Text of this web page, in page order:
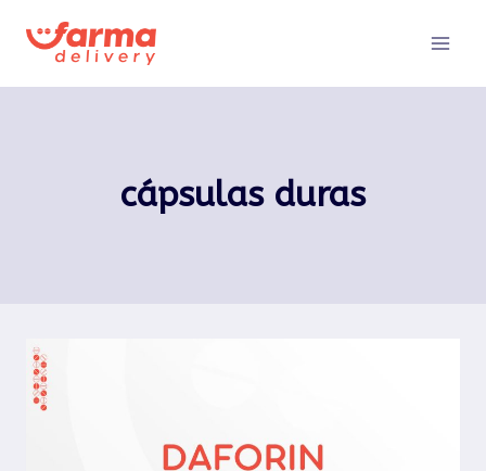
para
cápsulas duras